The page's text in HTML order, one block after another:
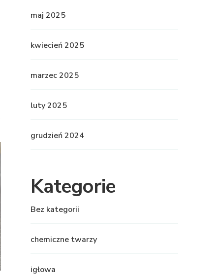
maj 2025
kwiecień 2025
marzec 2025
luty 2025
grudzień 2024
Kategorie
Bez kategorii
chemiczne twarzy
igłowa